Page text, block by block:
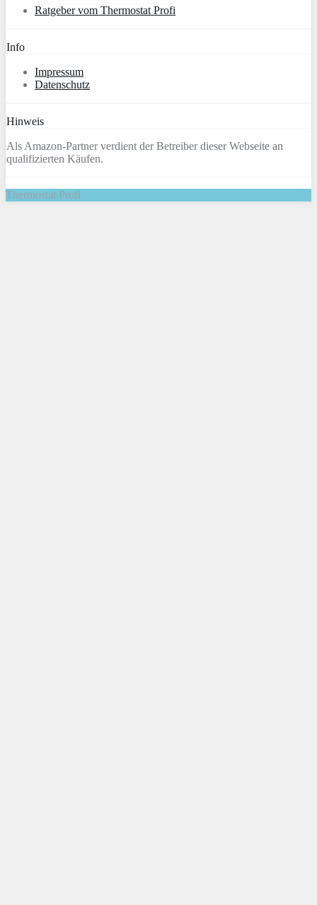
Ratgeber vom Thermostat Profi
Info
Impressum
Datenschutz
Hinweis
Als Amazon-Partner verdient der Betreiber dieser Webseite an
qualifizierten Käufen.
Thermostat Profi